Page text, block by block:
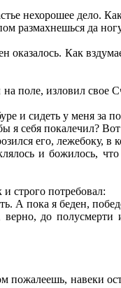
нехорошее дело.
размахнешься да
оказалось. Как
поле, изловил
и сидеть у меня за
я себя покалечил?
его, лежебоку, в
и божилось,
строго потребовал:
А пока я беден,
до
навеки